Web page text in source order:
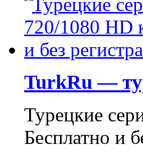
TurkRu —
Турецкие
Бесплатно и